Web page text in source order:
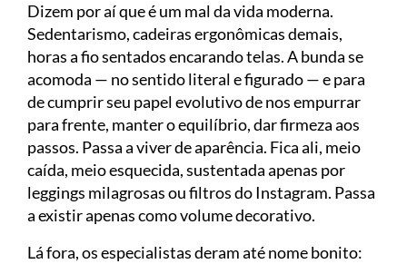
Dizem por aí que é um mal da vida moderna.
Sedentarismo, cadeiras ergonômicas demais,
horas a fio sentados encarando telas. A bunda se
acomoda — no sentido literal e figurado — e para
de cumprir seu papel evolutivo de nos empurrar
para frente, manter o equilíbrio, dar firmeza aos
passos. Passa a viver de aparência. Fica ali, meio
caída, meio esquecida, sustentada apenas por
leggings milagrosas ou filtros do Instagram. Passa
a existir apenas como volume decorativo.
Lá fora, os especialistas deram até nome bonito: